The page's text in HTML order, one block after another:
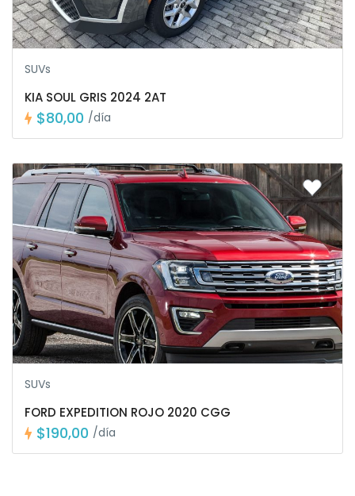
SUVs
KIA SOUL GRIS 2024 2AT
$80,00 /día
SUVs
FORD EXPEDITION ROJO 2020 CGG
$190,00 /día